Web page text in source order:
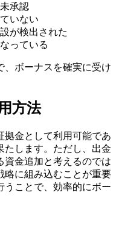
承認
いない
が検出された
っている
、ボーナスを確実に受け
方法
拠金として利用可能であ
たします。ただし、出金
資金追加と考えるのでは
略に組み込むことが重要
うことで、効率的にボー